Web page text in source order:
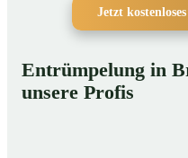
Jetzt
Entrümpelung in
unsere Profis